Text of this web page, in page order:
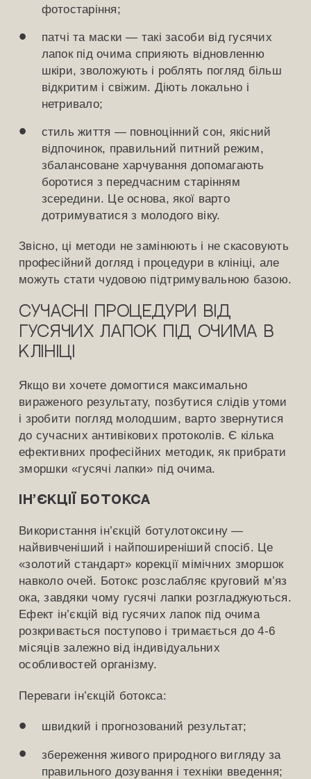
фотостаріння;
патчі та маски — такі засоби від гусячих
лапок під очима сприяють відновленню
шкіри, зволожують і роблять погляд більш
відкритим і свіжим. Діють локально і
нетривало;
стиль життя — повноцінний сон, якісний
відпочинок, правильний питний режим,
збалансоване харчування допомагають
боротися з передчасним старінням
зсередини. Це основа, якої варто
дотримуватися з молодого віку.
Звісно, ці методи не замінюють і не скасовують
професійний догляд і процедури в клініці, але
можуть стати чудовою підтримувальною базою.
Сучасні процедури від
гусячих лапок під очима в
клініці
Якщо ви хочете домогтися максимально
вираженого результату, позбутися слідів утоми
і зробити погляд молодшим, варто звернутися
до сучасних антивікових протоколів. Є кілька
ефективних професійних методик, як прибрати
зморшки «гусячі лапки» під очима.
Ін’єкції ботокса
Використання ін’єкцій ботулотоксину —
найвивченіший і найпоширеніший спосіб. Це
«золотий стандарт» корекції мімічних зморшок
навколо очей. Ботокс розслабляє круговий м’яз
ока, завдяки чому гусячі лапки розгладжуються.
Ефект ін’єкцій від гусячих лапок під очима
розкривається поступово і тримається до 4-6
місяців залежно від індивідуальних
особливостей організму.
Переваги ін’єкцій ботокса:
швидкий і прогнозований результат;
збереження живого природного вигляду за
правильного дозування і техніки введення;